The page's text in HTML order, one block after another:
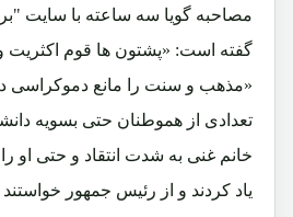
مصاحبه گویا سه ساعته با سایت
گفته است: «پشتون ها قوم اکثریت
«مذهب و سنت را مانع دموکراسی
تعدادی از هموطنان حتی بسویه
خانم غنی به شدت انتقاد و حتی او
یاد کردند و از رئیس جمهور خواستند